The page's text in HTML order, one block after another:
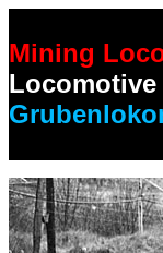
Mining
Locomotive